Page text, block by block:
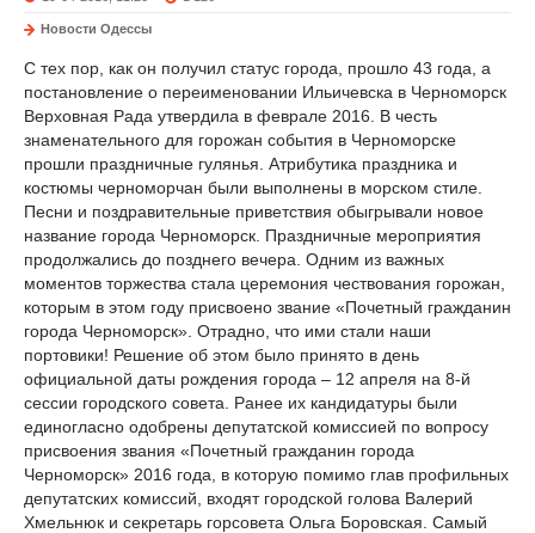
Новости Одессы
С тех пор, как он получил статус города, прошло 43 года, а
постановление о переименовании Ильичевска в Черноморск
Верховная Рада утвердила в феврале 2016. В честь
знаменательного для горожан события в Черноморске
прошли праздничные гулянья. Атрибутика праздника и
костюмы черноморчан были выполнены в морском стиле.
Песни и поздравительные приветствия обыгрывали новое
название города Черноморск. Праздничные мероприятия
продолжались до позднего вечера. Одним из важных
моментов торжества стала церемония чествования горожан,
которым в этом году присвоено звание «Почетный гражданин
города Черноморск». Отрадно, что ими стали наши
портовики! Решение об этом было принято в день
официальной даты рождения города – 12 апреля на 8-й
сессии городского совета. Ранее их кандидатуры были
единогласно одобрены депутатской комиссией по вопросу
присвоения звания «Почетный гражданин города
Черноморск» 2016 года, в которую помимо глав профильных
депутатских комиссий, входят городской голова Валерий
Хмельнюк и секретарь горсовета Ольга Боровская. Самый